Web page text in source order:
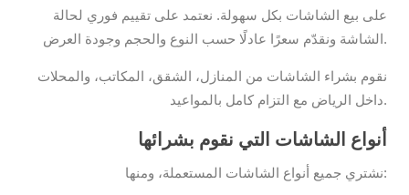
على بيع الشاشات بكل سهولة. نعتمد على تقييم فوري لحالة
الشاشة ونقدّم سعرًا عادلًا حسب النوع والحجم وجودة العرض.
نقوم بشراء الشاشات من المنازل، الشقق، المكاتب، والمحلات
داخل الرياض مع التزام كامل بالمواعيد.
أنواع الشاشات التي نقوم بشرائها
نشتري جميع أنواع الشاشات المستعملة، ومنها: